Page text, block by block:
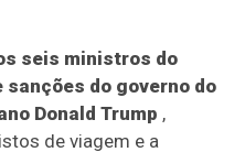
seis ministros do
sanções do governo do
Donald Trump ,
de viagem e a